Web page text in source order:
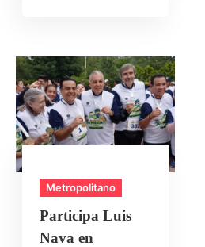
Metropolitano
Participa Luis
Nava en